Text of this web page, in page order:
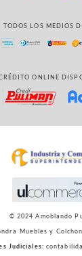
TODOS LOS MEDIOS
ONLINE
© 2024 Amoblando
Muebles y
Judiciales: